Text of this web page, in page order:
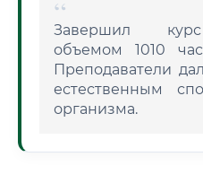
Завершил курс
объемом 1010
Преподаватели
естественным
организма.